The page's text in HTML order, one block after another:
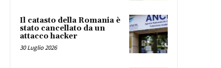
Il catasto della Romania è
stato cancellato da un
attacco hacker
30 Luglio 2026